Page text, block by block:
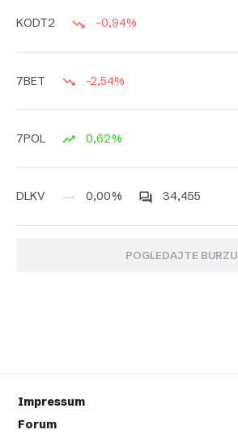
KODT2 -0,94%
7BET -2,54%
7POL 0,62%
DLKV 0,00% 34,455
POGLEDAJTE BURZU
Impressum
Forum